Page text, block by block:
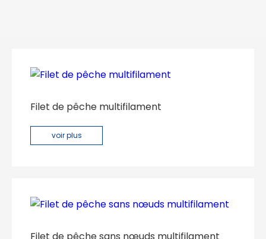
Filet de pêche multifilament
voir plus